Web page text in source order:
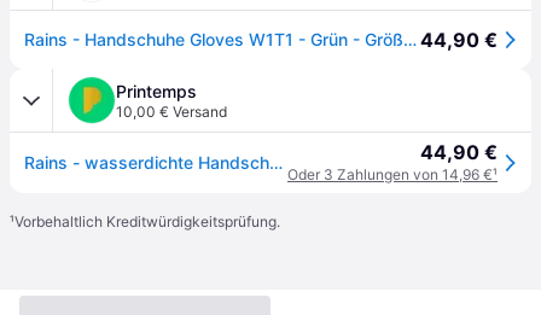
Rains - Handschuhe Gloves W1T1 - Grün - Größe M44,90 €
Printemps
10,00 € Versand
Rains - wasserdichte Handschuhe - Khaki 44,90 €
Oder 3 Zahlungen von 14,96 €¹
¹Vorbehaltlich Kreditwürdigkeitsprüfung.